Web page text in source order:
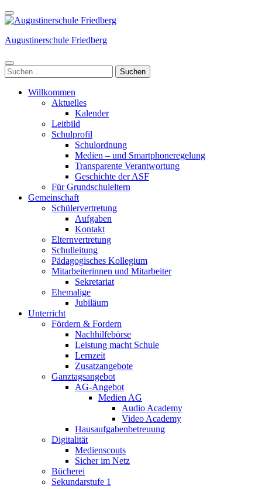
Weiter
zum
(Enter
Augustinerschule Friedberg
Suchen
nach:
Willkommen
Aktuelles
Kalender
Leitbild
Schulprofil
Schulordnung
Medien – und Smartphoneregelung
Transparente Verantwortung
Geschichte der ASF
Für Grundschuleltern
Gemeinschaft
Schülervertretung
Aufgaben
Kontakt
Elternvertretung
Schulleitung
Pädagogisches Kollegium
Mitarbeiterinnen und Mitarbeiter
Sekretariat
Ehemalige
Jubiläum
Unterricht
Fördern & Fordern
Nachhilfebörse
Leistung macht Schule
Lernzeit
Zusatzangebote
Ganztagsangebot
AG-Angebot
Medien AG
Audio Academy
Video Academy
Hausaufgabenbetreuung
Digitalität
Medienscouts
Sicher im Netz
Bücherei
Sekundarstufe 1